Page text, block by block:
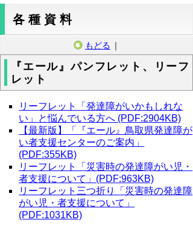
各種資料
もどる ｜
『エール』パンフレット、リーフ
レット
リーフレット「発達障がいかもしれな
い」と悩んでいる方へ (PDF:2904KB)
【最新版】「『エール』鳥取県発達障が
い者支援センターのご案内」
(PDF:355KB)
リーフレット「災害時の発達障がい児・
者支援について」(PDF:963KB)
リーフレット三つ折り「災害時の発達障
がい児・者支援について」
(PDF:1031KB)